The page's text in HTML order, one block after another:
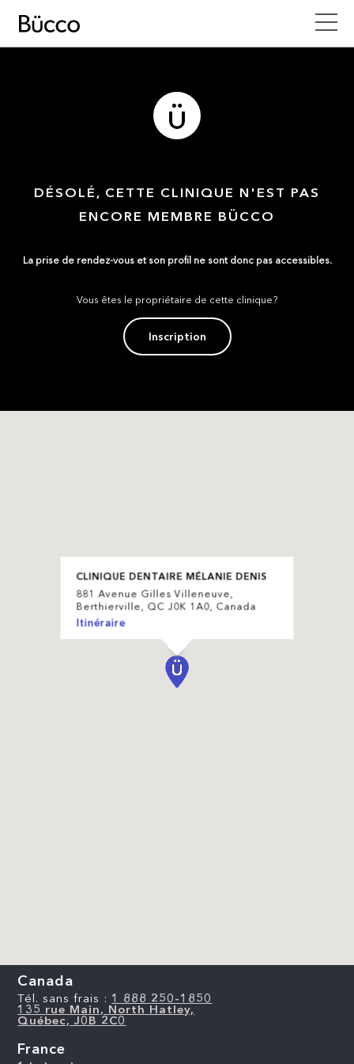
DÉSOLÉ, CETTE CLINIQUE N'EST PAS
ENCORE MEMBRE BÜCCO
La prise de rendez-vous et son profil ne sont donc pas accessibles.
Vous êtes le propriétaire de cette clinique?
Inscription
CLINIQUE DENTAIRE MÉLANIE DENIS
881 Avenue Gilles Villeneuve,
Berthierville, QC J0K 1A0, Canada
Itinéraire
Canada
Tél. sans frais : 1 888 250-1850
135 rue Main, North Hatley,
Québec, J0B 2C0
France